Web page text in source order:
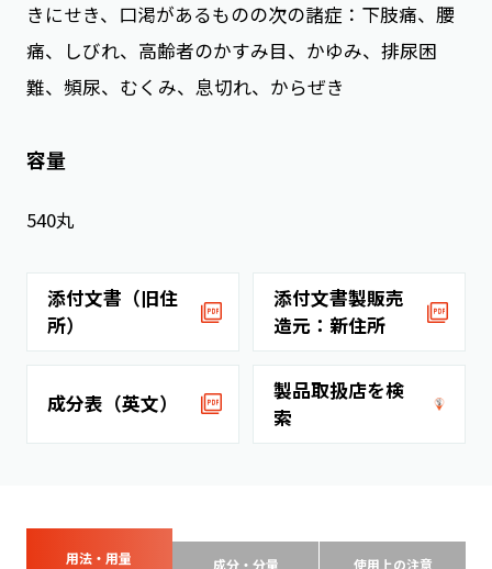
きにせき、口渇があるものの次の諸症：下肢痛、腰
痛、しびれ、高齢者のかすみ目、かゆみ、排尿困
難、頻尿、むくみ、息切れ、からぜき
容量
540丸
添付文書（旧住
所）
添付文書製販売
造元：新住所
成分表（英文）
製品取扱店を検
索
用法・用量 成分・分量 使用上の注意